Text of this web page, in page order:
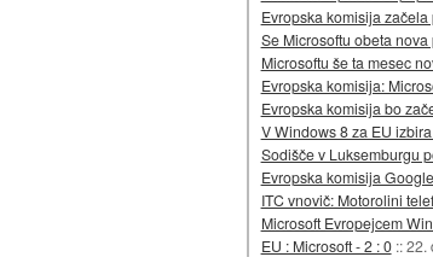
Evropska komisija
Se Microsoftu obeta
Microsoftu še ta mesec
Evropska komisija:
Evropska komisija bo
V Windows 8 za EU
Sodišče v Luksemburgu
Evropska komisija
ITC vnovič: Motorolini
Microsoft Evropejcem
EU : Microsoft - 2 : 0 ::22.